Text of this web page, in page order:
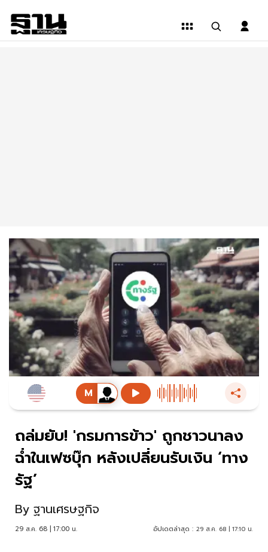
ถล่มยับ! 'กรมการข้าว' ถูกชาวนาลง
ฉ่ำในเฟซบุ๊ก หลังเปลี่ยนรับเงิน ‘ทาง
รัฐ’
By ฐานเศรษฐกิจ
29 ส.ค. 68 | 17:00 น. อัปเดตล่าสุด : 29 ส.ค. 68 | 17:10 น.